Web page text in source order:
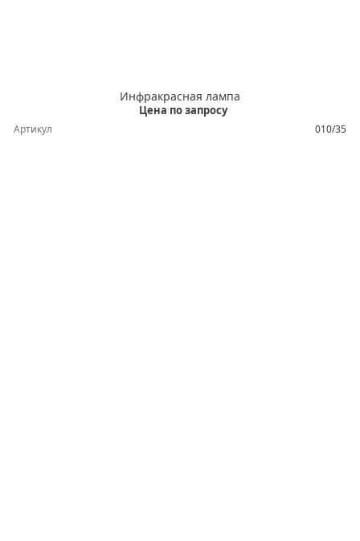
Инфракрасная лампа
Цена по запросу
Артикул 010/35